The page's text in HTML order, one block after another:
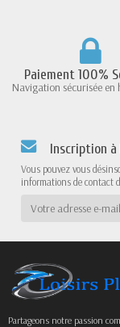
Paiement 100%
Navigation sécurisée en
Inscription
Vous pouvez vous
informations de contact
Partageons notre passion